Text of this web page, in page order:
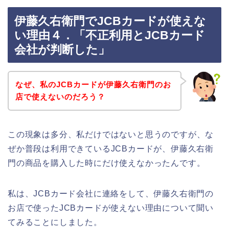
伊藤久右衛門でJCBカードが使えな
い理由４．「不正利用とJCBカード
会社が判断した」
なぜ、私のJCBカードが伊藤久右衛門のお
店で使えないのだろう？
この現象は多分、私だけではないと思うのですが、な
ぜか普段は利用できているJCBカードが、伊藤久右衛
門の商品を購入した時にだけ使えなかったんです。
私は、JCBカード会社に連絡をして、伊藤久右衛門の
お店で使ったJCBカードが使えない理由について聞い
てみることにしました。